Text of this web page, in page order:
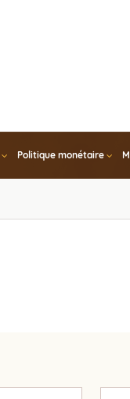
Politique monétaire